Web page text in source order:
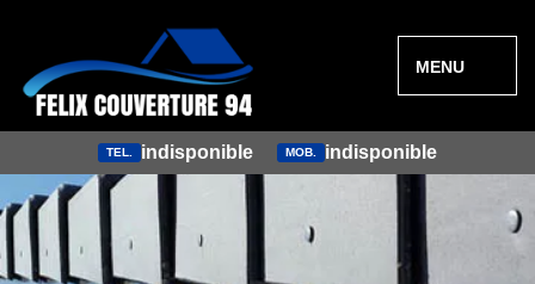
MENU
TEL. indisponible MOB. indisponible